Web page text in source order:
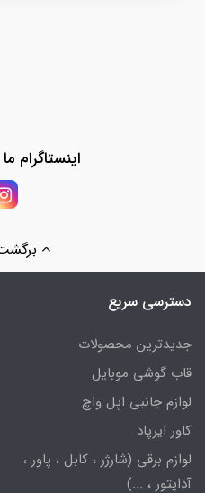
اینستاگرام
دسترسی سریع
جدیدترین محصولات
قاب گوشی موبایل
لوازم جانبی اپل واچ
کاور ایرپاد
لوازم برقی (شارژر ، کابل ، پاور ،
آداپتور ، ...)